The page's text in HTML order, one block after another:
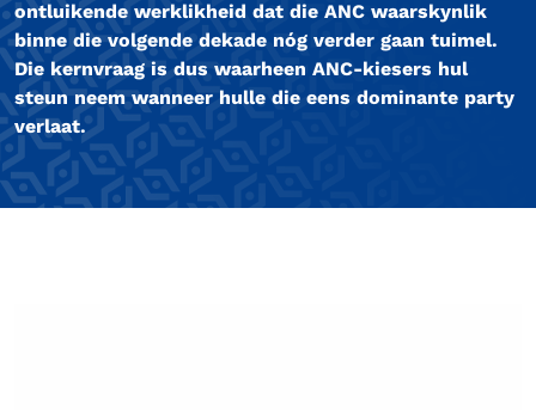
ontluikende werklikheid dat die ANC waarskynlik
binne die volgende dekade nóg verder gaan tuimel.
Die kernvraag is dus waarheen ANC-kiesers hul
steun neem wanneer hulle die eens dominante party
verlaat.